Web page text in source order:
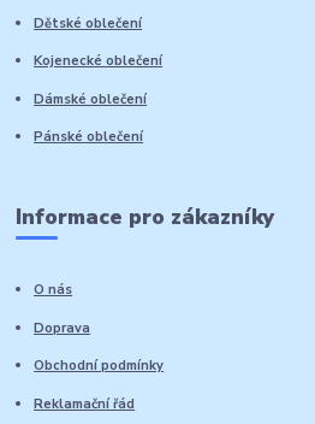
Dětské oblečení
Kojenecké oblečení
Dámské oblečení
Pánské oblečení
Informace pro zákazníky
O nás
Doprava
Obchodní podmínky
Reklamační řád